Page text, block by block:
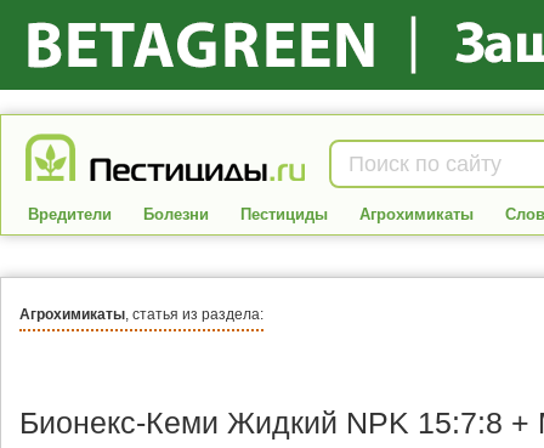
Вредители Болезни Пестициды Агрохимикаты
Агрохимикаты, статья из раздела:
Бионекс-Кеми Жидкий NPK 15:7:8